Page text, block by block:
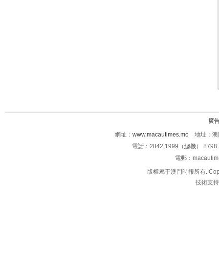
廣
網址： www.macautimes.mo 地址：澳
電話：2842 1999（總機）
電郵：
版權屬于澳門時報所有.
技術支